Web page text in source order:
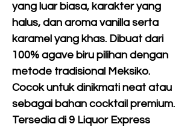
yang luar biasa, karakter yang
halus, dan aroma vanilla serta
karamel yang khas. Dibuat dari
100% agave biru pilihan dengan
metode tradisional Meksiko.
Cocok untuk dinikmati neat atau
sebagai bahan cocktail premium.
Tersedia di 9 Liquor Express